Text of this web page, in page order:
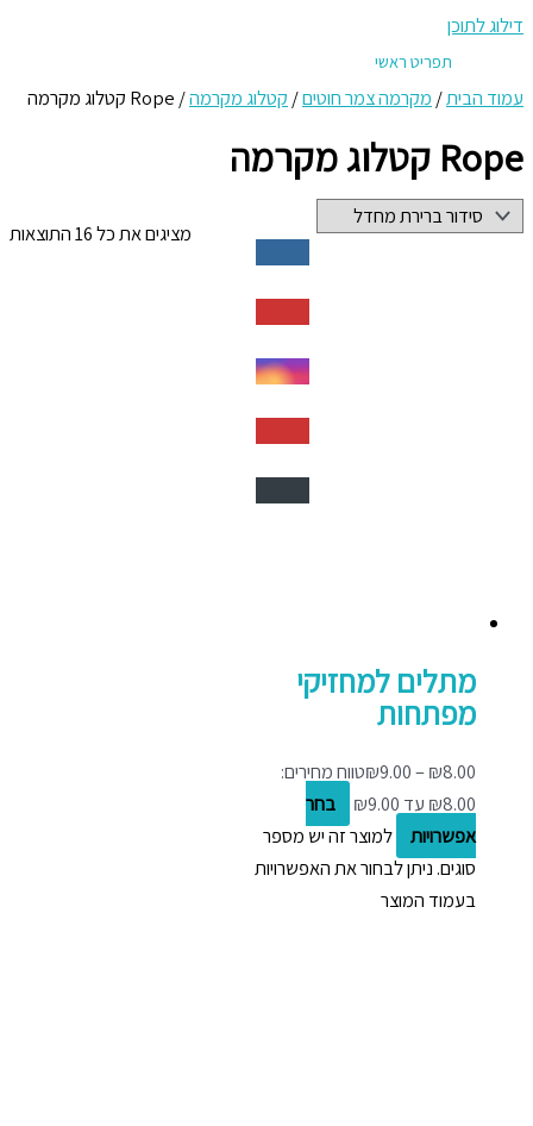
דילוג לתוכן
תפריט ראשי
עמוד הבית/ מקרמה צמר חוטים/ קטלוג מקרמה/ Rope קטלוג מקרמה
Rope קטלוג מקרמה
מציגים את כל ⁦16⁩ התוצאות
מתלים למחזיקי
מפתחות
₪8.00
–
₪9.00 טווח מחירים:
בחר
אפשרויות
למוצר זה יש מספר
סוגים. ניתן לבחור את האפשרויות
בעמוד המוצר